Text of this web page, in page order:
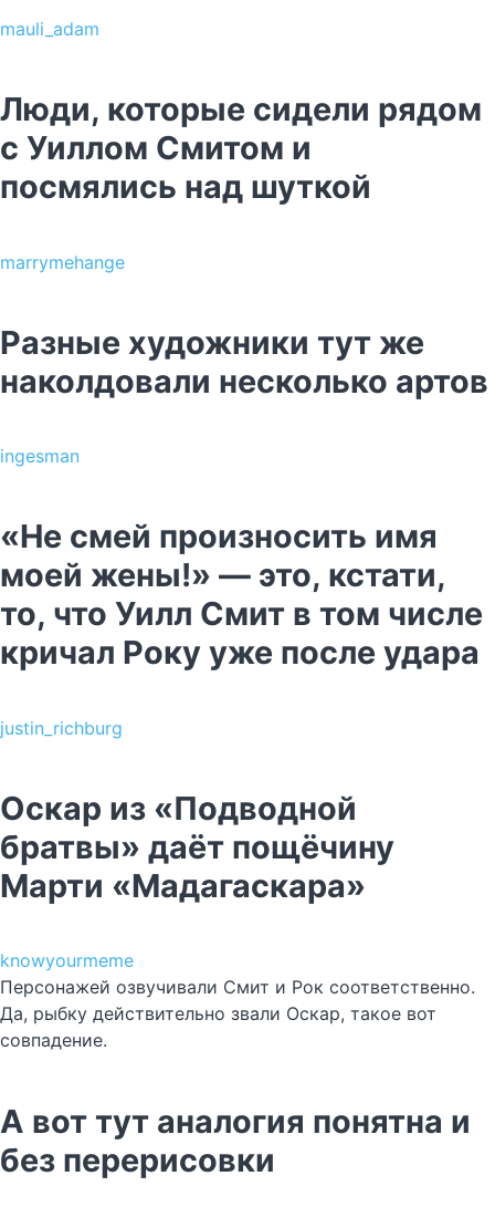
mauli_adam
Люди, которые сидели рядом
с Уиллом Смитом и
посмялись над шуткой
marrymehange
Разные художники тут же
наколдовали несколько артов
ingesman
«Не смей произносить имя
моей жены!» — это, кстати,
то, что Уилл Смит в том числе
кричал Року уже после удара
justin_richburg
Оскар из «Подводной
братвы» даёт пощёчину
Марти «Мадагаскара»
knowyourmeme
Персонажей озвучивали Смит и Рок соответственно.
Да, рыбку действительно звали Оскар, такое вот
совпадение.
А вот тут аналогия понятна и
без перерисовки